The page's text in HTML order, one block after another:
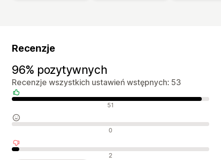
Recenzje
96% pozytywnych
Recenzje wszystkich ustawień wstępnych: 53
Pozytywne recenzje 51
Neutralne recenzje 0
Negatywne recenzje 2